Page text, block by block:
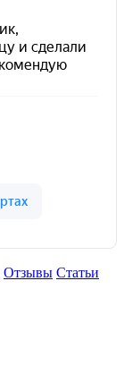
Отзывы Статьи